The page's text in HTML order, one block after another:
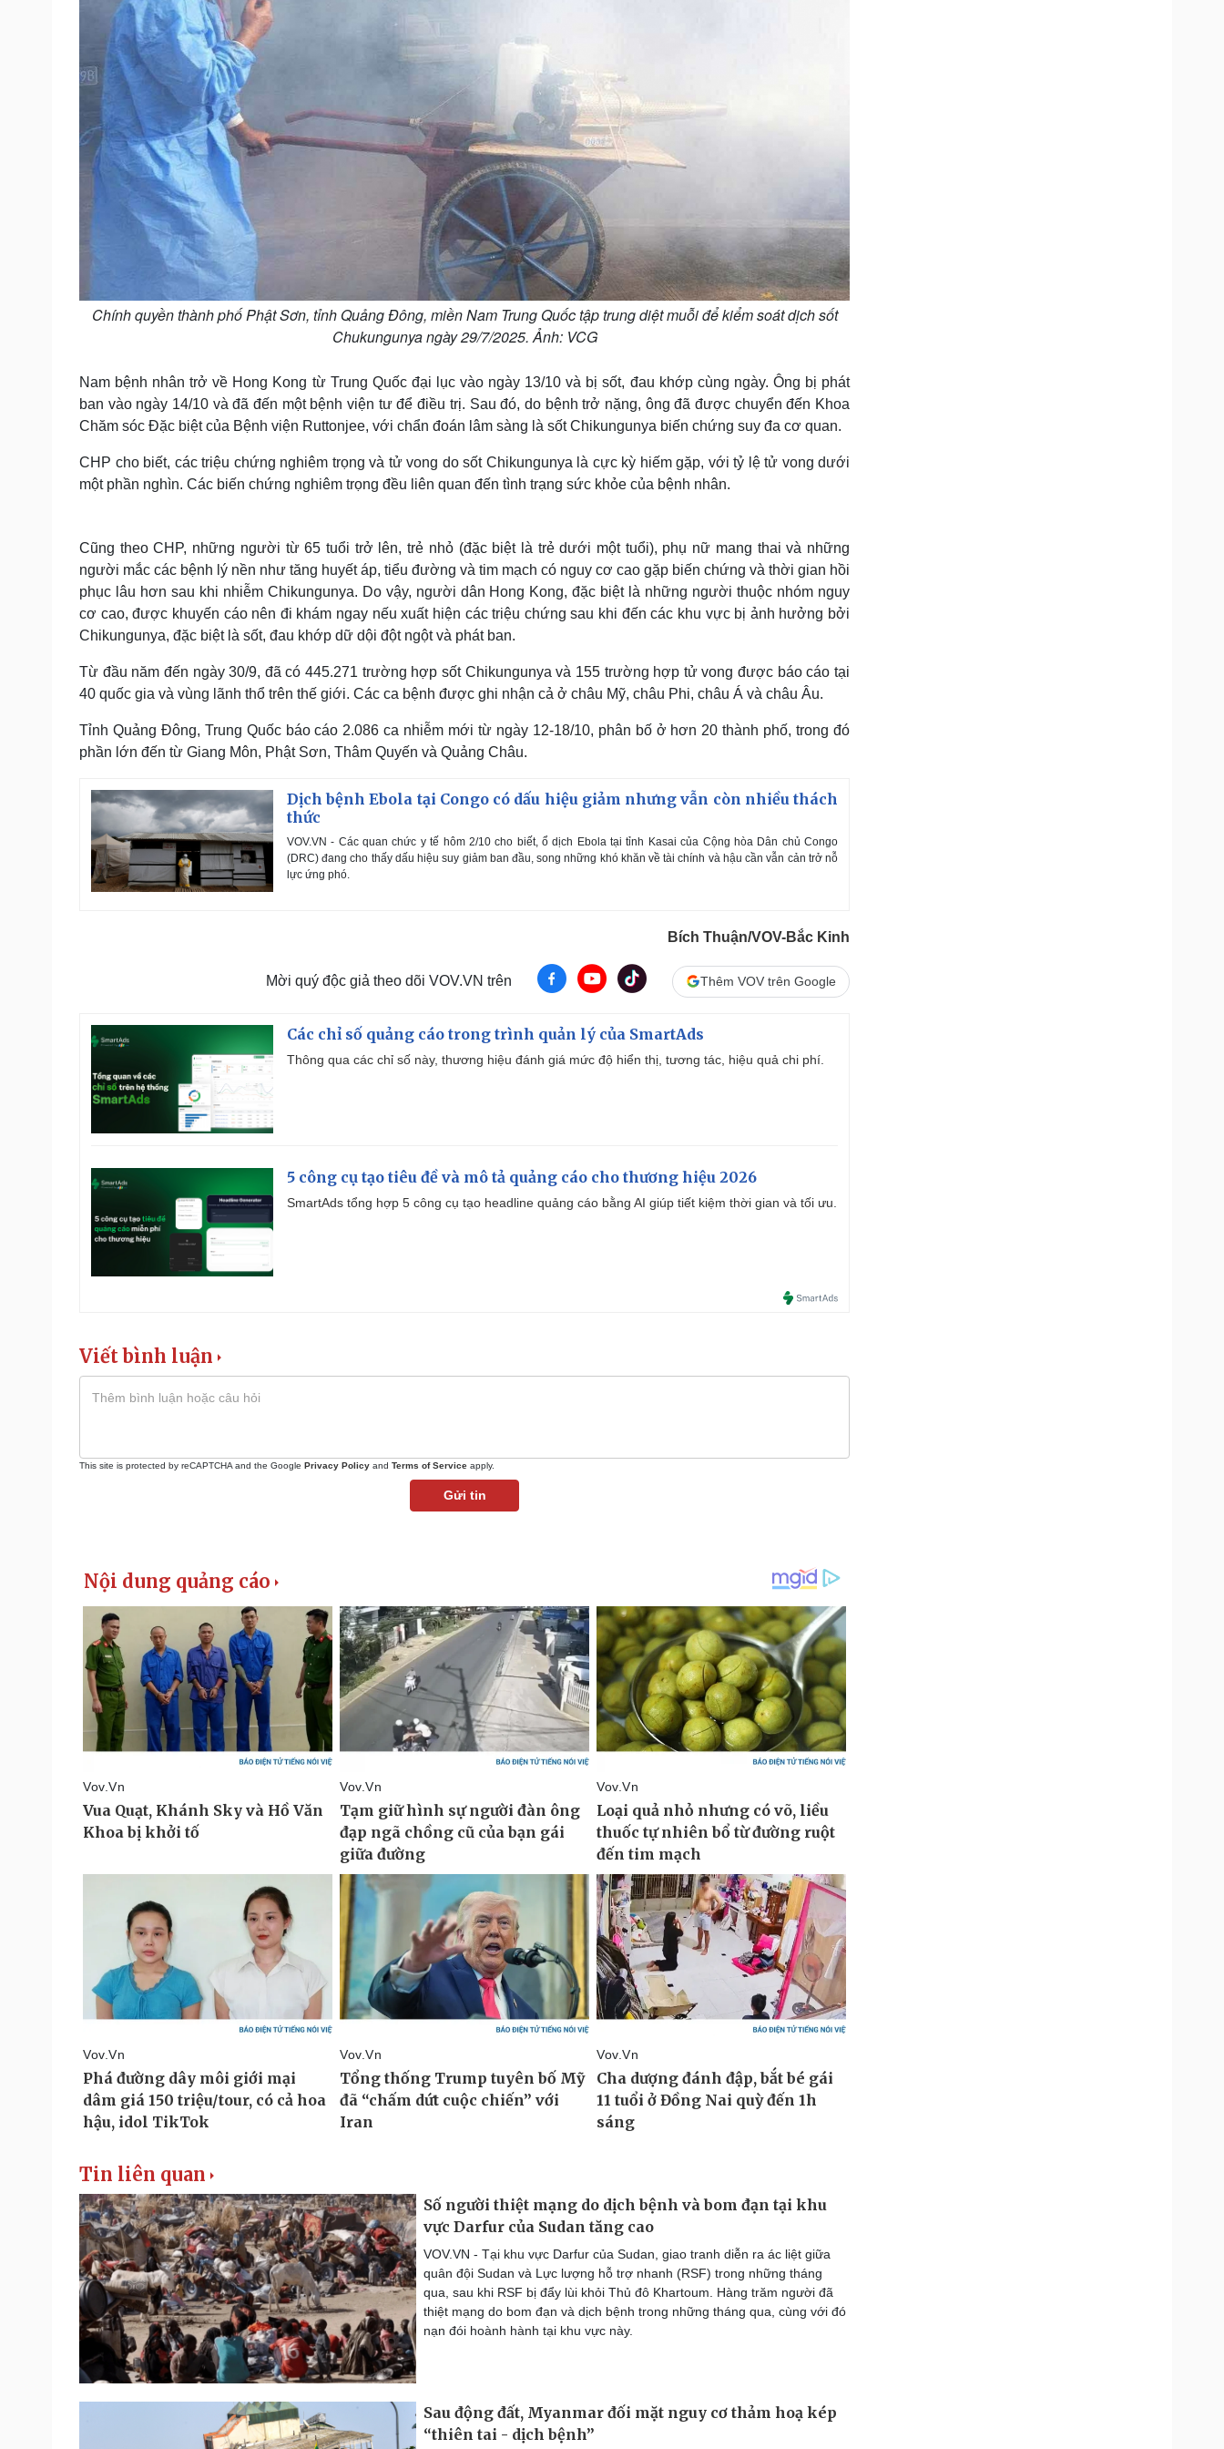
Chính quyền thành phố Phật Sơn, tỉnh Quảng Đông, miền Nam Trung Quốc tập trung diệt muỗi để kiểm soát dịch sốt
Chukungunya ngày 29/7/2025. Ảnh: VCG
Nam bệnh nhân trở về Hong Kong từ Trung Quốc đại lục vào ngày 13/10 và bị sốt, đau khớp cùng ngày. Ông bị phát
ban vào ngày 14/10 và đã đến một bệnh viện tư để điều trị. Sau đó, do bệnh trở nặng, ông đã được chuyển đến Khoa
Chăm sóc Đặc biệt của Bệnh viện Ruttonjee, với chẩn đoán lâm sàng là sốt Chikungunya biến chứng suy đa cơ quan.
CHP cho biết, các triệu chứng nghiêm trọng và tử vong do sốt Chikungunya là cực kỳ hiếm gặp, với tỷ lệ tử vong dưới
một phần nghìn. Các biến chứng nghiêm trọng đều liên quan đến tình trạng sức khỏe của bệnh nhân.
Cũng theo CHP, những người từ 65 tuổi trở lên, trẻ nhỏ (đặc biệt là trẻ dưới một tuổi), phụ nữ mang thai và những
người mắc các bệnh lý nền như tăng huyết áp, tiểu đường và tim mạch có nguy cơ cao gặp biến chứng và thời gian hồi
phục lâu hơn sau khi nhiễm Chikungunya. Do vậy, người dân Hong Kong, đặc biệt là những người thuộc nhóm nguy
cơ cao, được khuyến cáo nên đi khám ngay nếu xuất hiện các triệu chứng sau khi đến các khu vực bị ảnh hưởng bởi
Chikungunya, đặc biệt là sốt, đau khớp dữ dội đột ngột và phát ban.
Từ đầu năm đến ngày 30/9, đã có 445.271 trường hợp sốt Chikungunya và 155 trường hợp tử vong được báo cáo tại
40 quốc gia và vùng lãnh thổ trên thế giới. Các ca bệnh được ghi nhận cả ở châu Mỹ, châu Phi, châu Á và châu Âu.
Tỉnh Quảng Đông, Trung Quốc báo cáo 2.086 ca nhiễm mới từ ngày 12-18/10, phân bố ở hơn 20 thành phố, trong đó
phần lớn đến từ Giang Môn, Phật Sơn, Thâm Quyến và Quảng Châu.
Dịch bệnh Ebola tại Congo có dấu hiệu giảm nhưng vẫn còn nhiều thách
thức
VOV.VN - Các quan chức y tế hôm 2/10 cho biết, ổ dịch Ebola tại tỉnh Kasai của Cộng hòa Dân chủ Congo
(DRC) đang cho thấy dấu hiệu suy giảm ban đầu, song những khó khăn về tài chính và hậu cần vẫn cản trở nỗ
lực ứng phó.
Bích Thuận/VOV-Bắc Kinh
Mời quý độc giả theo dõi VOV.VN trên Thêm VOV trên Google
Các chỉ số quảng cáo trong trình quản lý của SmartAds
Thông qua các chỉ số này, thương hiệu đánh giá mức độ hiển thị, tương tác, hiệu quả chi phí.
5 công cụ tạo tiêu đề và mô tả quảng cáo cho thương hiệu 2026
SmartAds tổng hợp 5 công cụ tạo headline quảng cáo bằng AI giúp tiết kiệm thời gian và tối ưu.
Viết bình luận
This site is protected by reCAPTCHA and the Google Privacy Policy and Terms of Service apply.
Gửi tin
Tin liên quan
Số người thiệt mạng do dịch bệnh và bom đạn tại khu
vực Darfur của Sudan tăng cao
VOV.VN - Tại khu vực Darfur của Sudan, giao tranh diễn ra ác liệt giữa
quân đội Sudan và Lực lượng hỗ trợ nhanh (RSF) trong những tháng
qua, sau khi RSF bị đẩy lùi khỏi Thủ đô Khartoum. Hàng trăm người đã
thiệt mạng do bom đạn và dịch bệnh trong những tháng qua, cùng với đó
nạn đói hoành hành tại khu vực này.
Sau động đất, Myanmar đối mặt nguy cơ thảm hoạ kép
“thiên tai - dịch bệnh”